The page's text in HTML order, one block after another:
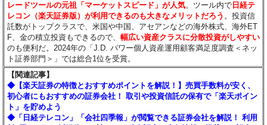
レードツールの元祖「マーケットスピード」が人気。ツール内で 日経テ
レコン（楽天証券版）が利用できるのも大きなメリットだろう 。投資信
託数がトップクラスで、米国や中国、アセアンなどの海外株式、海外ET
F、金の積立投資もできるので、幅広い資産クラスに分散投資がしやすい
のも便利だ。2024年の「J.D. パワー個人資産運用顧客満足度調査＜ネッ
ト証券部門＞」では総合1位を受賞。
【関連記事】
◆【楽天証券の特徴とおすすめポイントを解説！】売買手数料が安く、
初心者にもおすすめの証券会社！ 取引や投資信託の保有で「楽天ポイン
ト」を貯めよう
◆「日経テレコン」「会社四季報」が閲覧できる証券会社を解説！ 利用